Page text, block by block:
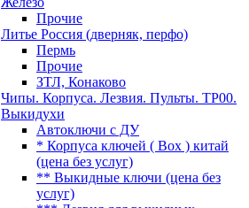
Прочие
Литье Россия (дверняк, перфо)
Пермь
Прочие
ЗТЛ, Конаково
Чипы. Корпуса. Лезвия. Пульты. TP00.
Выкидухи
Автоключи с ДУ
* Корпуса ключей ( Box ) китай
(цена без услуг)
** Выкидные ключи (цена без
услуг)